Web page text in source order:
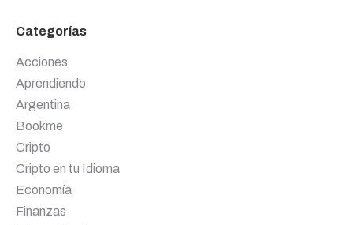
Categorías
Acciones
Aprendiendo
Argentina
Bookme
Cripto
Cripto en tu Idioma
Economía
Finanzas